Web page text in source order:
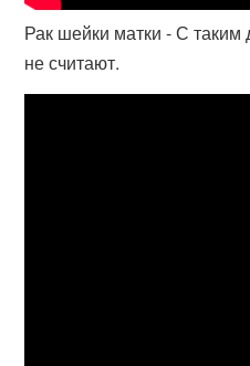
Рак шейки матки - С
не считают.